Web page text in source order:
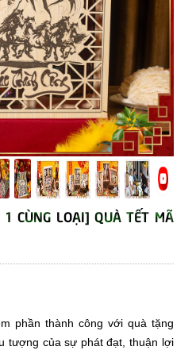
CÙNG LOẠI] QUÀ TẾT MÃ
phần thành công với quà tặng
tượng của sự phát đạt, thuận lợi